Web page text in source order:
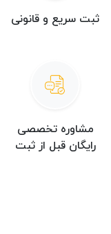
ثبت سریع و قانونی
مشاوره تخصصی
رایگان قبل از ثبت